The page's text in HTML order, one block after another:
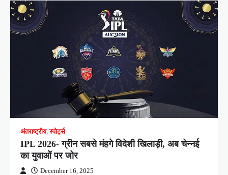
अंतराष्ट्रीय,स्पोर्ट्स
IPL 2026- ग्रीन सबसे मंहगे विदेशी खिलाड़ी, अब चेन्नई
का युवाओं पर जोर
December 16, 2025